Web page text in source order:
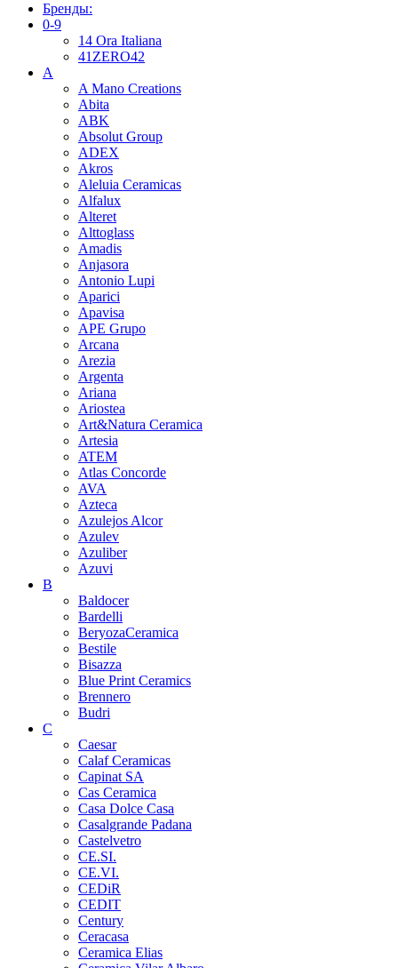
Бренды:
0-9
14 Ora Italiana
41ZERO42
A
A Mano Creations
Abita
ABK
Absolut Group
ADEX
Akros
Aleluia Ceramicas
Alfalux
Alteret
Alttoglass
Amadis
Anjasora
Antonio Lupi
Aparici
Apavisa
APE Grupo
Arcana
Arezia
Argenta
Ariana
Ariostea
Art&Natura Ceramica
Artesia
ATEM
Atlas Concorde
AVA
Azteca
Azulejos Alcor
Azulev
Azuliber
Azuvi
B
Baldocer
Bardelli
BeryozaCeramica
Bestile
Bisazza
Blue Print Ceramics
Brennero
Budri
C
Caesar
Calaf Ceramicas
Capinat SA
Cas Ceramica
Casa Dolce Casa
Casalgrande Padana
Castelvetro
CE.SI.
CE.VI.
CEDiR
CEDIT
Century
Ceracasa
Ceramica Elias